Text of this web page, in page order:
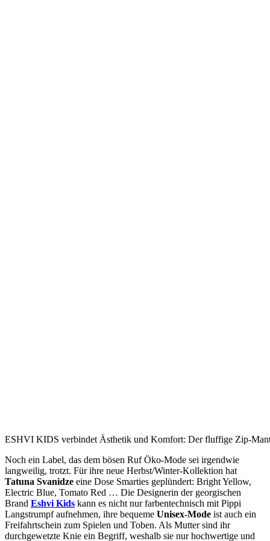
ESHVI KIDS verbindet Ästhetik und Komfort: Der fluffige Zip-
Noch ein Label, das dem bösen Ruf Öko-Mode sei irgendwie
langweilig, trotzt. Für ihre neue Herbst/Winter-Kollektion hat
Tatuna Svanidze eine Dose Smarties geplündert: Bright Yellow,
Electric Blue, Tomato Red … Die Designerin der georgischen
Brand Eshvi Kids kann es nicht nur farbentechnisch mit Pippi
Langstrumpf aufnehmen, ihre bequeme Unisex-Mode ist auch ein
Freifahrtschein zum Spielen und Toben. Als Mutter sind ihr
durchgewetzte Knie ein Begriff, weshalb sie nur hochwertige und